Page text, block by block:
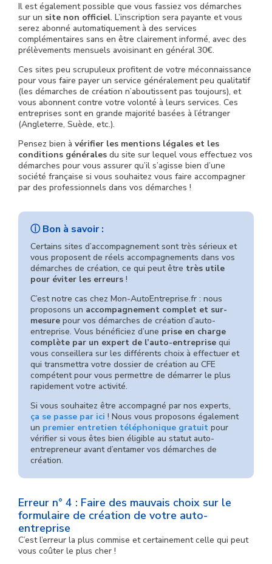
Il est également possible que vous fassiez vos démarches
sur un site non officiel. L’inscription sera payante et vous
serez abonné automatiquement à des services
complémentaires sans en être clairement informé, avec des
prélèvements mensuels avoisinant en général 30€.
Ces sites peu scrupuleux profitent de votre méconnaissance
pour vous faire payer un service généralement peu qualitatif
(les démarches de création n’aboutissent pas toujours), et
vous abonnent contre votre volonté à leurs services. Ces
entreprises sont en grande majorité basées à l’étranger
(Angleterre, Suède, etc.).
Pensez bien à vérifier les mentions légales et les
conditions générales du site sur lequel vous effectuez vos
démarches pour vous assurer qu’il s’agisse bien d’une
société française si vous souhaitez vous faire accompagner
par des professionnels dans vos démarches !
ⓘ Bon à savoir :
Certains sites d’accompagnement sont très sérieux et
vous proposent de réels accompagnements dans vos
démarches de création, ce qui peut être très utile
pour éviter les erreurs !
C’est notre cas chez Mon-AutoEntreprise.fr : nous
proposons un accompagnement complet et sur-
mesure pour vos démarches de création d’auto-
entreprise. Vous bénéficiez d’une prise en charge
complète par un expert de l’auto-entreprise qui
vous conseillera sur les différents choix à effectuer et
qui transmettra votre dossier de création au CFE
compétent pour vous permettre de démarrer le plus
rapidement votre activité.
Si vous souhaitez être accompagné par nos experts,
ça se passe par ici ! Nous vous proposons également
un premier entretien téléphonique gratuit pour
vérifier si vous êtes bien éligible au statut auto-
entrepreneur avant d’entamer vos démarches de
création.
Erreur n° 4 : Faire des mauvais choix sur le
formulaire de création de votre auto-
entreprise
C’est l’erreur la plus commise et certainement celle qui peut
vous coûter le plus cher !